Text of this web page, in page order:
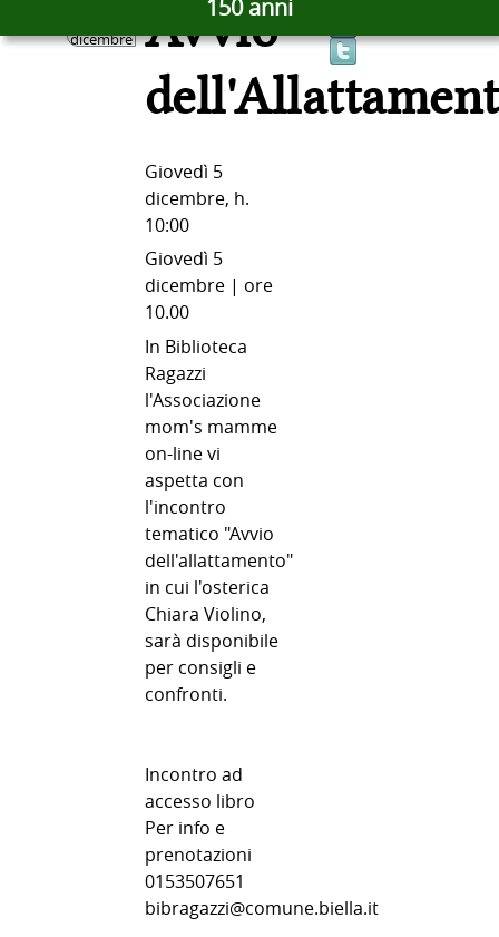
150 anni
dicembre
Avvio
Giovedì 5
dicembre, h.
10:00
Giovedì 5
dicembre | ore
10.00
In Biblioteca
Ragazzi
l'Associazione
mom's mamme
on-line vi
aspetta con
l'incontro
tematico "Avvio
dell'allattamento"
in cui l'osterica
Chiara Violino,
sarà disponibile
per consigli e
confronti.
Incontro ad
accesso libro
Per info e
prenotazioni
0153507651
bibragazzi@comune.biella.it